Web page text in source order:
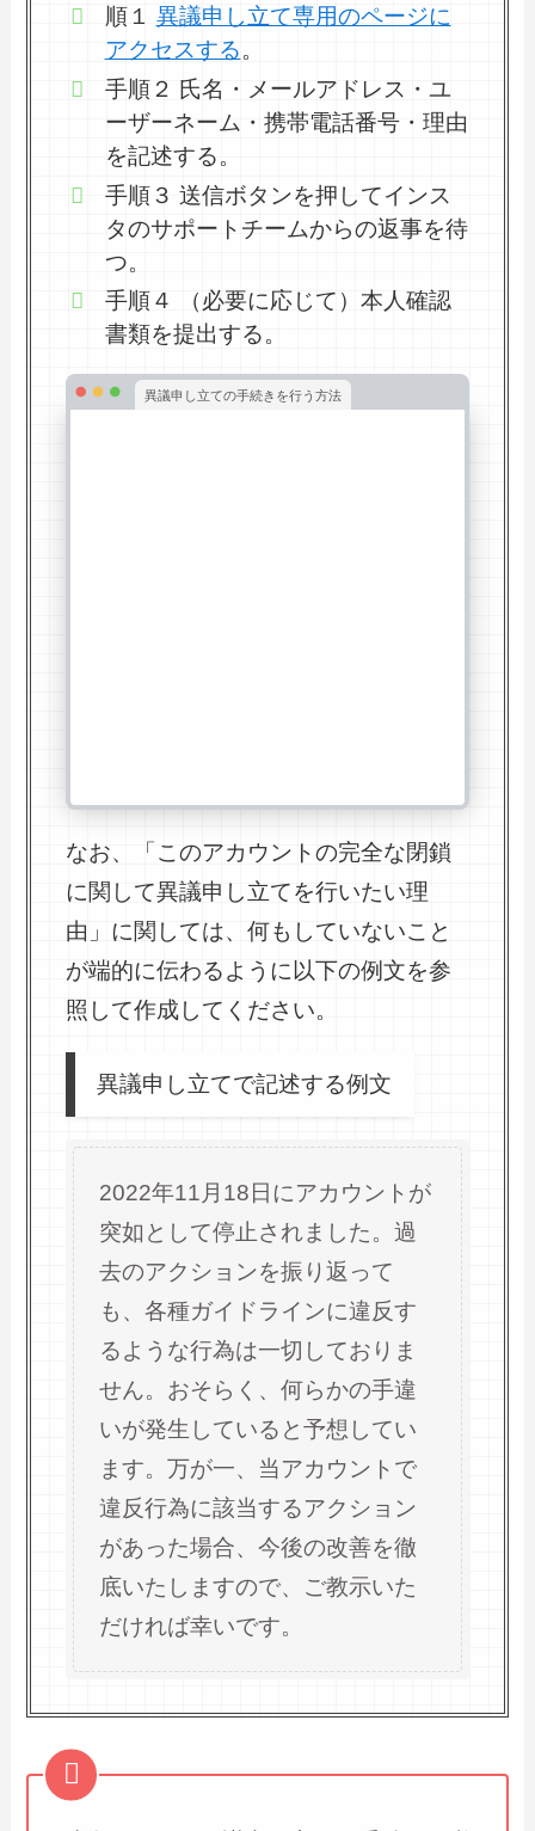
順１ 異議申し立て専用のページに
アクセスする。
手順２ 氏名・メールアドレス・ユ
ーザーネーム・携帯電話番号・理由
を記述する。
手順３ 送信ボタンを押してインス
タのサポートチームからの返事を待
つ。
手順４ （必要に応じて）本人確認
書類を提出する。
異議申し立ての手続きを行う方法
なお、「このアカウントの完全な閉鎖
に関して異議申し立てを行いたい理
由」に関しては、何もしていないこと
が端的に伝わるように以下の例文を参
照して作成してください。
異議申し立てで記述する例文
2022年11月18日にアカウントが
突如として停止されました。過
去のアクションを振り返って
も、各種ガイドラインに違反す
るような行為は一切しておりま
せん。おそらく、何らかの手違
いが発生していると予想してい
ます。万が一、当アカウントで
違反行為に該当するアクション
があった場合、今後の改善を徹
底いたしますので、ご教示いた
だければ幸いです。